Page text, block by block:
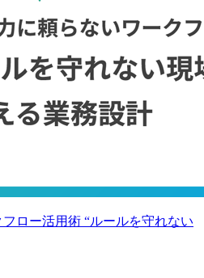
ロー活用術 “ルールを守れない